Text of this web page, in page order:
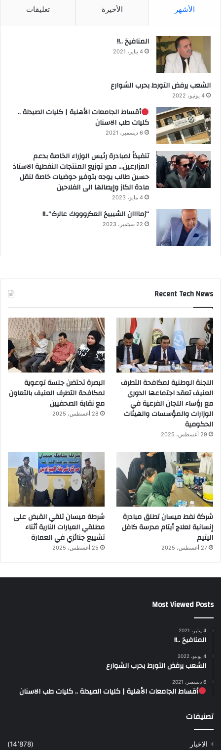
الأشهر الأخيرة تعليقات
المنافيخ ..!!
4 يناير، 2021
الشعب يرفض التورط بحرب الشوارع
4 يونيو، 2022
أقساط الجامعات الأهلية | كليات الصيدلة ..
كليات طب الاسنان
6 ديسمبر، 2021
تنفيذاً لمبادرة رئيس الوزراء الخاصة بدعم
المزارعين… مدير توزيع المنتجات النفطية الاستاذ
حسين طالب يوجه بتوفير حوضيات خاصة لنقل
مادة الكاز وإيصالها الى الفلاحين
4 مايو، 2023
“زماااان الشيييخ العگروووك عالرگ”..!!
22 سبتمبر، 2023
Recent Tech News
اللجنة الوطنية لمكافحة التطرف
العنيف تعقد اجتماعها الدوري
مع رؤساء اللجان الفرعية في
الوزارات والمؤسسات والهيئات
الحكومية
29 أغسطس، 2025
البصرة تحتضن جلسة توعوية
لمكافحة التطرف العنيف بالتعاون
مع نقابة الصحفيين
28 أغسطس، 2025
شركة نفط ميسان تطلق مبادرة
إنسانية لعلاج أيتام مدرسة كافل
اليتيم
27 أغسطس، 2025
شرطة ميسان تلقي القبض على
مطلقي العيارات النارية أثناء
تشييع جنائزي في العمارة
25 أغسطس، 2025
Most Viewed Posts
4 يناير، 2021
المنافيخ ..!!
4 يونيو، 2022
الشعب يرفض التورط بحرب الشوارع
6 ديسمبر، 2021
أقساط الجامعات الأهلية | كليات الصيدلة .. كليات طب الاسنان
تصنيفات
الاخبار
(14٬878)